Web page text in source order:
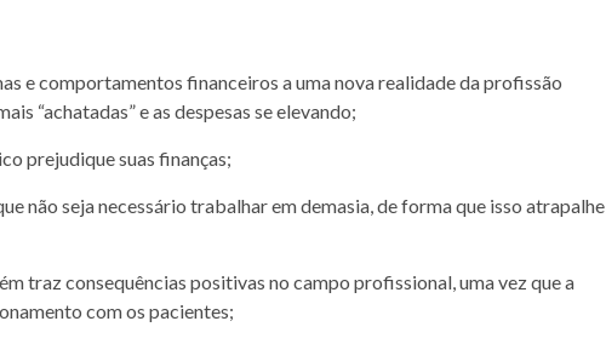
e comportamentos financeiros a uma nova realidade da profissão
“achatadas” e as despesas se elevando;
prejudique suas finanças;
não seja necessário trabalhar em demasia, de forma que isso atrapalhe
traz consequências positivas no campo profissional, uma vez que a
com os pacientes;